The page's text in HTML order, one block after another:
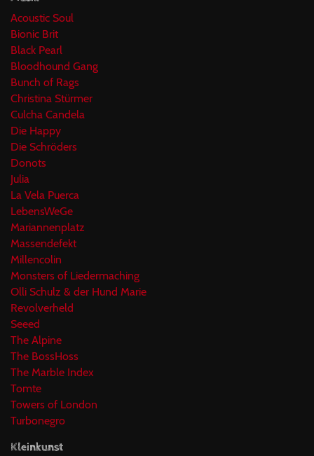
Acoustic Soul
Bionic Brit
Black Pearl
Bloodhound Gang
Bunch of Rags
Christina Stürmer
Culcha Candela
Die Happy
Die Schröders
Donots
Julia
La Vela Puerca
LebensWeGe
Mariannenplatz
Massendefekt
Millencolin
Monsters of Liedermaching
Olli Schulz & der Hund Marie
Revolverheld
Seeed
The Alpine
The BossHoss
The Marble Index
Tomte
Towers of London
Turbonegro
Kleinkunst